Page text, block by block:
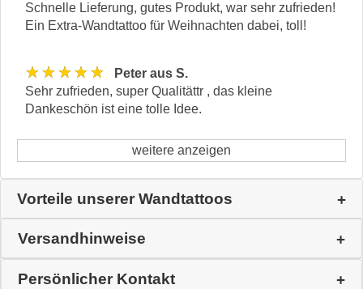
Schnelle Lieferung, gutes Produkt, war sehr zufrieden!
Ein Extra-Wandtattoo für Weihnachten dabei, toll!
★★★★★
Peter aus S.
Sehr zufrieden, super Qualitättr , das kleine
Dankeschön ist eine tolle Idee.
weitere anzeigen
Vorteile unserer Wandtattoos
Versandhinweise
Persönlicher Kontakt